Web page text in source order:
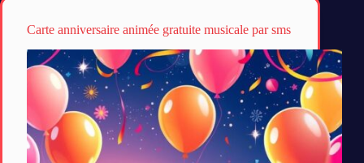
Carte anniversaire animée gratuite musicale par sms